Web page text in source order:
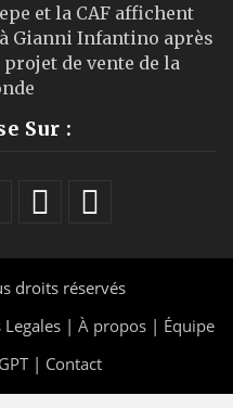
et la CAF affichent
Gianni Infantino après
projet de vente de la
Sur :
droits réservés
| À propos | Équipe
| Contact